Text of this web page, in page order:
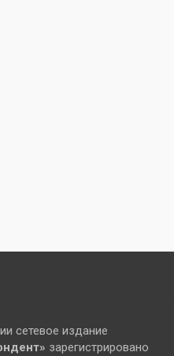
сетевое издание
зарегистрировано